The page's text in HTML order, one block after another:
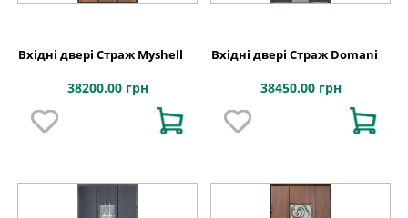
Вхідні двері Страж Myshell
38200.00 грн
Вхідні двері Страж Domani
38450.00 грн